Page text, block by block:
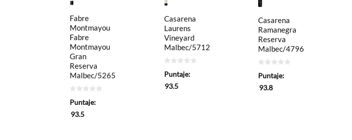
Fabre
Montmayou
Fabre
Montmayou
Gran
Reserva
Malbec/5265
de
Puntaje:
93.5
Casarena
Laurens
Vineyard
Malbec/5712
de
Puntaje:
93.5
Casarena
Ramanegra
Reserva
Malbec/4796
de
Puntaje:
93.8